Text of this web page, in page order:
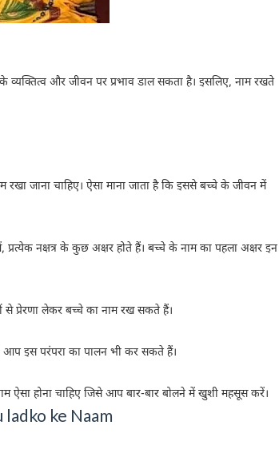
व्यक्तित्व और जीवन पर प्रभाव डाल सकता है। इसलिए, नाम रखते
जाना चाहिए। ऐसा माना जाता है कि इससे बच्चे के जीवन में
नक्षत्र के कुछ अक्षर होते हैं। बच्चे के नाम का पहला अक्षर इन
से प्रेरणा लेकर बच्चे का नाम रख सकते हैं।
आप इस परंपरा का पालन भी कर सकते हैं।
ऐसा होना चाहिए जिसे आप बार-बार बोलने में खुशी महसूस करें।
ladko ke Naam